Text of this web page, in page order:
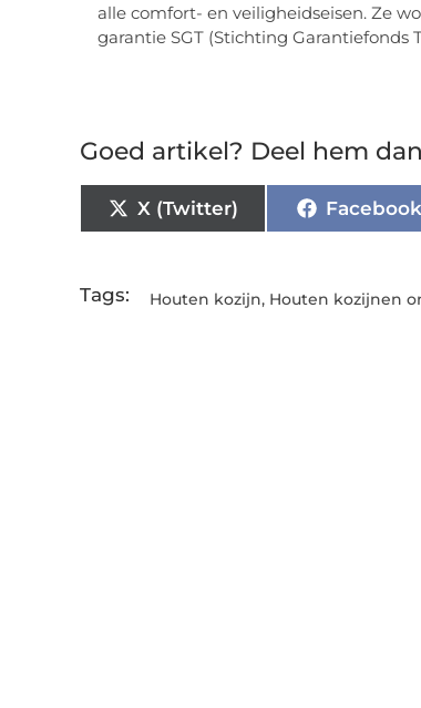
alle comfort- en veiligheidseisen. Ze
garantie SGT (Stichting Garantiefonds
Goed artikel? Deel hem
X (Twitter) Facebook
Tags: Houten kozijn, Houten kozijnen